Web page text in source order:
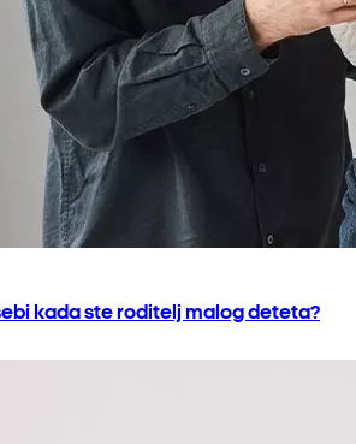
kada ste roditelj malog deteta?